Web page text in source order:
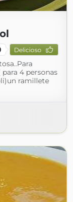
Delicioso
para 4 personas
ramillete